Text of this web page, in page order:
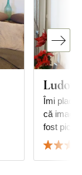
Îmi plac
că
fost